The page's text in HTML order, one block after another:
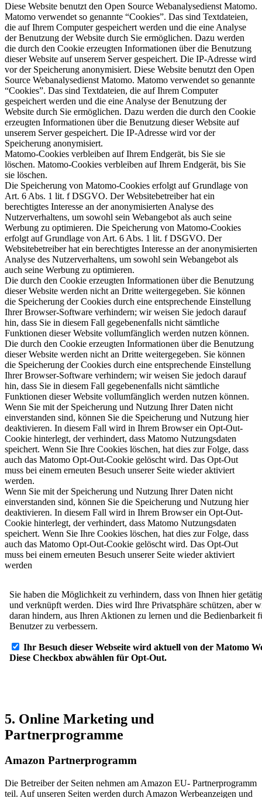
Diese Website benutzt den Open Source Webanalysedienst Matomo.
Matomo verwendet so genannte “Cookies”. Das sind Textdateien,
die auf Ihrem Computer gespeichert werden und die eine Analyse
der Benutzung der Website durch Sie ermöglichen. Dazu werden
die durch den Cookie erzeugten Informationen über die Benutzung
dieser Website auf unserem Server gespeichert. Die IP-Adresse wird
vor der Speicherung anonymisiert. Diese Website benutzt den Open
Source Webanalysedienst Matomo. Matomo verwendet so genannte
“Cookies”. Das sind Textdateien, die auf Ihrem Computer
gespeichert werden und die eine Analyse der Benutzung der
Website durch Sie ermöglichen. Dazu werden die durch den Cookie
erzeugten Informationen über die Benutzung dieser Website auf
unserem Server gespeichert. Die IP-Adresse wird vor der
Speicherung anonymisiert.
Matomo-Cookies verbleiben auf Ihrem Endgerät, bis Sie sie
löschen. Matomo-Cookies verbleiben auf Ihrem Endgerät, bis Sie
sie löschen.
Die Speicherung von Matomo-Cookies erfolgt auf Grundlage von
Art. 6 Abs. 1 lit. f DSGVO. Der Websitebetreiber hat ein
berechtigtes Interesse an der anonymisierten Analyse des
Nutzerverhaltens, um sowohl sein Webangebot als auch seine
Werbung zu optimieren. Die Speicherung von Matomo-Cookies
erfolgt auf Grundlage von Art. 6 Abs. 1 lit. f DSGVO. Der
Websitebetreiber hat ein berechtigtes Interesse an der anonymisierten
Analyse des Nutzerverhaltens, um sowohl sein Webangebot als
auch seine Werbung zu optimieren.
Die durch den Cookie erzeugten Informationen über die Benutzung
dieser Website werden nicht an Dritte weitergegeben. Sie können
die Speicherung der Cookies durch eine entsprechende Einstellung
Ihrer Browser-Software verhindern; wir weisen Sie jedoch darauf
hin, dass Sie in diesem Fall gegebenenfalls nicht sämtliche
Funktionen dieser Website vollumfänglich werden nutzen können.
Die durch den Cookie erzeugten Informationen über die Benutzung
dieser Website werden nicht an Dritte weitergegeben. Sie können
die Speicherung der Cookies durch eine entsprechende Einstellung
Ihrer Browser-Software verhindern; wir weisen Sie jedoch darauf
hin, dass Sie in diesem Fall gegebenenfalls nicht sämtliche
Funktionen dieser Website vollumfänglich werden nutzen können.
Wenn Sie mit der Speicherung und Nutzung Ihrer Daten nicht
einverstanden sind, können Sie die Speicherung und Nutzung hier
deaktivieren. In diesem Fall wird in Ihrem Browser ein Opt-Out-
Cookie hinterlegt, der verhindert, dass Matomo Nutzungsdaten
speichert. Wenn Sie Ihre Cookies löschen, hat dies zur Folge, dass
auch das Matomo Opt-Out-Cookie gelöscht wird. Das Opt-Out
muss bei einem erneuten Besuch unserer Seite wieder aktiviert
werden.
Wenn Sie mit der Speicherung und Nutzung Ihrer Daten nicht
einverstanden sind, können Sie die Speicherung und Nutzung hier
deaktivieren. In diesem Fall wird in Ihrem Browser ein Opt-Out-
Cookie hinterlegt, der verhindert, dass Matomo Nutzungsdaten
speichert. Wenn Sie Ihre Cookies löschen, hat dies zur Folge, dass
auch das Matomo Opt-Out-Cookie gelöscht wird. Das Opt-Out
muss bei einem erneuten Besuch unserer Seite wieder aktiviert
werden
5. Online Marketing und
Partnerprogramme
Amazon Partnerprogramm
Die Betreiber der Seiten nehmen am Amazon EU- Partnerprogramm
teil. Auf unseren Seiten werden durch Amazon Werbeanzeigen und